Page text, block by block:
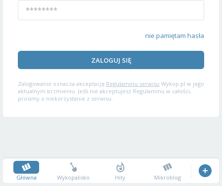
nie pamiętam hasła
ZALOGUJ SIĘ
Zalogowanie oznacza akceptację Regulaminu serwisu Wykop.pl w jego
aktualnym brzmieniu. Jeśli nie akceptujesz Regulaminu w całości,
prosimy o niekorzystanie z serwisu.
Główna Wykopalisko Hity Mikroblog